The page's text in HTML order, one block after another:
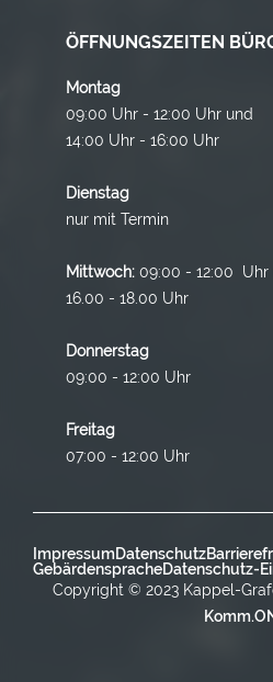
ÖFFNUNGSZEITEN
Montag
09:00 Uhr - 12:00 Uhr und
14:00 Uhr - 16:00 Uhr
Dienstag
nur mit Termin
Mittwoch: 09:00 - 12:00 Uhr
16.00 - 18.00 Uhr
Donnerstag
09:00 - 12:00 Uhr
Freitag
07:00 -
ImpressumDatenschutz
GebärdenspracheDatenschutz-
Copyright © 2023 Kappel-